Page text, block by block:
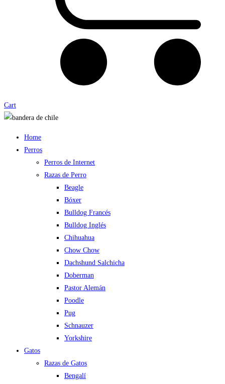
Cart
Home
Perros
Perros de Internet
Razas de Perro
Beagle
Bóxer
Bulldog Francés
Bulldog Inglés
Chihuahua
Chow Chow
Dachshund Salchicha
Doberman
Pastor Alemán
Poodle
Pug
Schnauzer
Yorkshire
Gatos
Razas de Gatos
Bengalí